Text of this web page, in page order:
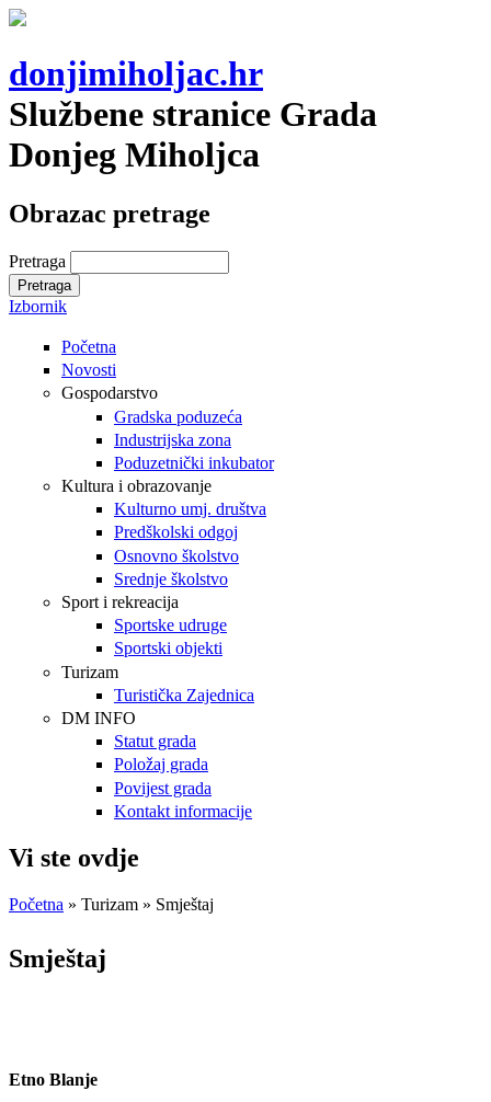
donjimiholjac.hr
Službene stranice Grada
Donjeg Miholjca
Obrazac pretrage
Pretraga
Izbornik
Početna
Novosti
Gospodarstvo
Gradska poduzeća
Industrijska zona
Poduzetnički inkubator
Kultura i obrazovanje
Kulturno umj. društva
Predškolski odgoj
Osnovno školstvo
Srednje školstvo
Sport i rekreacija
Sportske udruge
Sportski objekti
Turizam
Turistička Zajednica
DM INFO
Statut grada
Položaj grada
Povijest grada
Kontakt informacije
Vi ste ovdje
Početna » Turizam » Smještaj
Smještaj
Etno Blanje